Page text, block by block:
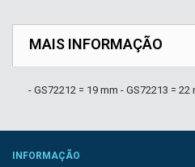
MAIS INFORMAÇÃO
- GS72212 = 19 mm - GS72213 = 22
INFORMAÇÃO